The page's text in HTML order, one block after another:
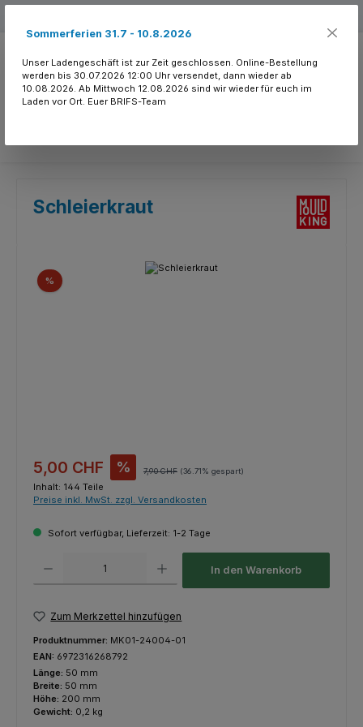
Schleierkraut
Bildergalerie überspringen
% Rabatt
Verkaufspreis:
5,00 CHF % Regulärer Preis:
7,90 CHF (36.71% gespart)
Inhalt: 144 Teile
Preise inkl. MwSt. zzgl. Versandkosten
Sofort verfügbar, Lieferzeit: 1-2 Tage
In den Warenkorb
Zum Merkzettel hinzufügen
Produktnummer: MK01-24004-01
EAN: 6972316268792
Länge: 50 mm
Breite: 50 mm
Höhe: 200 mm
Gewicht: 0,2 kg
Sommerferien 31.7 - 10.8.2026
Unser Ladengeschäft ist zur Zeit geschlossen. Online-Bestellung
werden bis 30.07.2026 12:00 Uhr versendet, dann wieder ab
10.08.2026. Ab Mittwoch 12.08.2026 sind wir wieder für euch im
Laden vor Ort. Euer BRIFS-Team